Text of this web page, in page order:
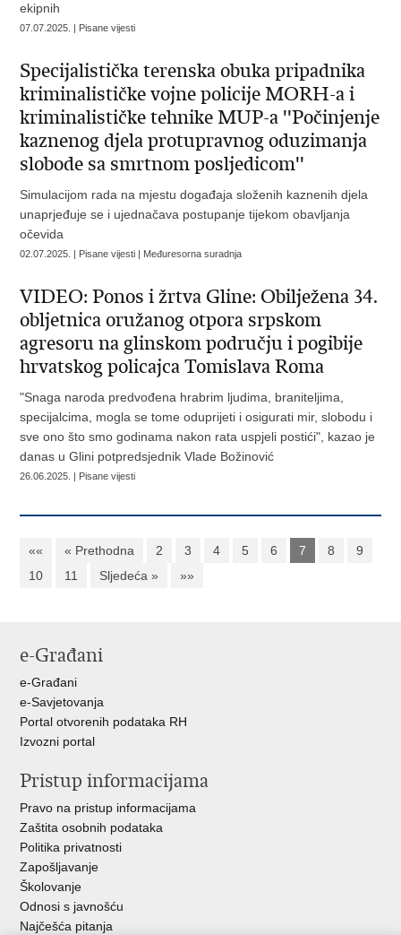
ekipnih
07.07.2025. | Pisane vijesti
Specijalistička terenska obuka pripadnika
kriminalističke vojne policije MORH-a i
kriminalističke tehnike MUP-a ''Počinjenje
kaznenog djela protupravnog oduzimanja
slobode sa smrtnom posljedicom''
Simulacijom rada na mjestu događaja složenih kaznenih djela
unaprjeđuje se i ujednačava postupanje tijekom obavljanja
očevida
02.07.2025. | Pisane vijesti | Međuresorna suradnja
VIDEO: Ponos i žrtva Gline: Obilježena 34.
obljetnica oružanog otpora srpskom
agresoru na glinskom području i pogibije
hrvatskog policajca Tomislava Roma
"Snaga naroda predvođena hrabrim ljudima, braniteljima,
specijalcima, mogla se tome oduprijeti i osigurati mir, slobodu i
sve ono što smo godinama nakon rata uspjeli postići", kazao je
danas u Glini potpredsjednik Vlade Božinović
26.06.2025. | Pisane vijesti
«« « Prethodna 2 3 4 5 6 7 8
9
10
11 Sljedeća » »»
e-Građani
e-Građani
e-Savjetovanja
Portal otvorenih podataka RH
Izvozni portal
Pristup informacijama
Pravo na pristup informacijama
Zaštita osobnih podataka
Politika privatnosti
Zapošljavanje
Školovanje
Odnosi s javnošću
Najčešća pitanja